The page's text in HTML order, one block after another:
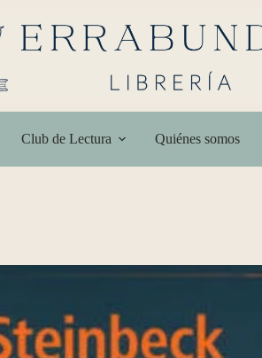
Club de Lectura Quiénes somos